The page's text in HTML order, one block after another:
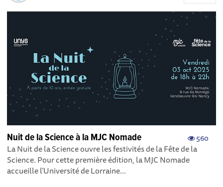
560
Nuit de la Science à la MJC Nomade
La Nuit de la Science ouvre les festivités de la Fête de la
Science. Pour cette première édition, la MJC Nomade
accueille l’Université de Lorraine...